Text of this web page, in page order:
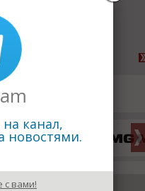
канал,
новостями.
с вами!